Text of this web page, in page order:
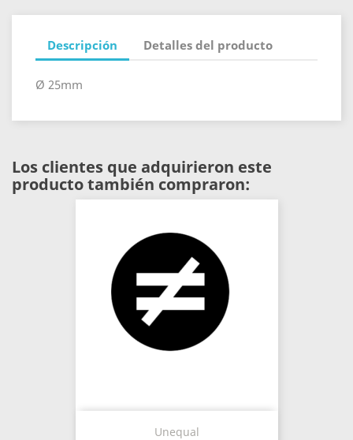
Descripción Detalles del producto
Ø 25mm
Los clientes que adquirieron este
producto también compraron:
Unequal